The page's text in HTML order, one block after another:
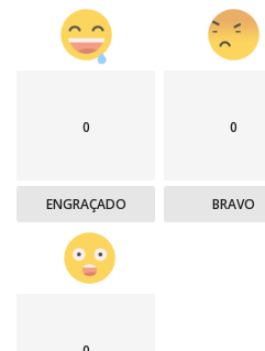
0
ENGRAÇADO
0
BRAVO